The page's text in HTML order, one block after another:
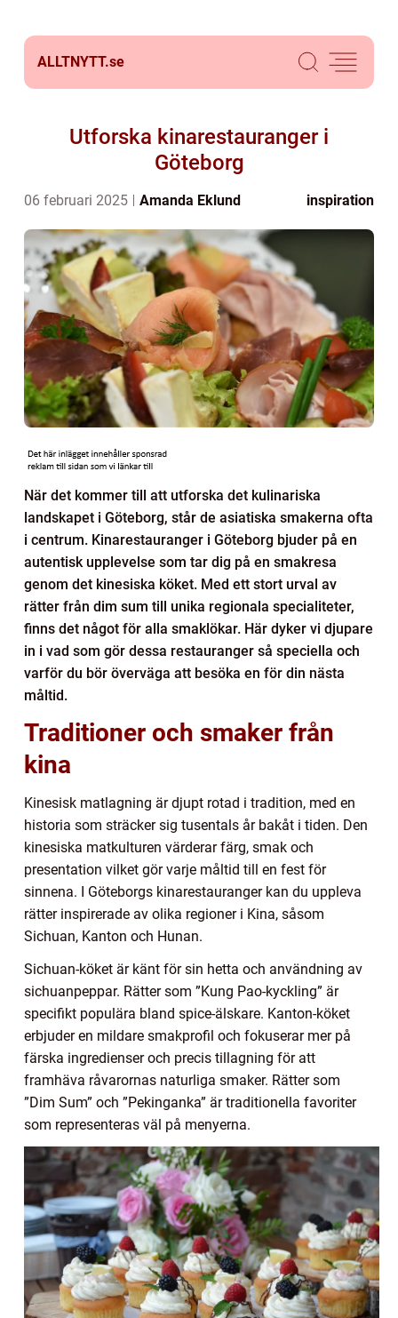
ALLTNYTT.se
Utforska kinarestauranger i
Göteborg
06 februari 2025 Amanda Eklund inspiration
När det kommer till att utforska det kulinariska
landskapet i Göteborg, står de asiatiska smakerna ofta
i centrum. Kinarestauranger i Göteborg bjuder på en
autentisk upplevelse som tar dig på en smakresa
genom det kinesiska köket. Med ett stort urval av
rätter från dim sum till unika regionala specialiteter,
finns det något för alla smaklökar. Här dyker vi djupare
in i vad som gör dessa restauranger så speciella och
varför du bör överväga att besöka en för din nästa
måltid.
Traditioner och smaker från
kina
Kinesisk matlagning är djupt rotad i tradition, med en
historia som sträcker sig tusentals år bakåt i tiden. Den
kinesiska matkulturen värderar färg, smak och
presentation vilket gör varje måltid till en fest för
sinnena. I Göteborgs kinarestauranger kan du uppleva
rätter inspirerade av olika regioner i Kina, såsom
Sichuan, Kanton och Hunan.
Sichuan-köket är känt för sin hetta och användning av
sichuanpeppar. Rätter som ”Kung Pao-kyckling” är
specifikt populära bland spice-älskare. Kanton-köket
erbjuder en mildare smakprofil och fokuserar mer på
färska ingredienser och precis tillagning för att
framhäva råvarornas naturliga smaker. Rätter som
”Dim Sum” och ”Pekinganka” är traditionella favoriter
som representeras väl på menyerna.